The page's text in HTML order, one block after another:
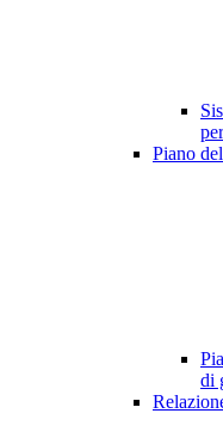
Piano
di